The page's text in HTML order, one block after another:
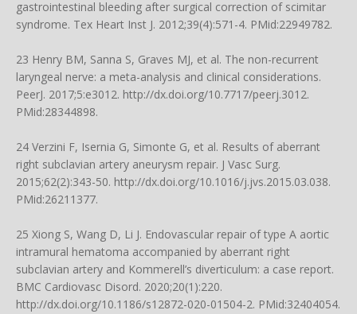
gastrointestinal bleeding after surgical correction of scimitar
syndrome. Tex Heart Inst J. 2012;39(4):571-4. PMid:22949782.
23 Henry BM, Sanna S, Graves MJ, et al. The non-recurrent
laryngeal nerve: a meta-analysis and clinical considerations.
PeerJ. 2017;5:e3012. http://dx.doi.org/10.7717/peerj.3012.
PMid:28344898.
24 Verzini F, Isernia G, Simonte G, et al. Results of aberrant
right subclavian artery aneurysm repair. J Vasc Surg.
2015;62(2):343-50. http://dx.doi.org/10.1016/j.jvs.2015.03.038.
PMid:26211377.
25 Xiong S, Wang D, Li J. Endovascular repair of type A aortic
intramural hematoma accompanied by aberrant right
subclavian artery and Kommerell’s diverticulum: a case report.
BMC Cardiovasc Disord. 2020;20(1):220.
http://dx.doi.org/10.1186/s12872-020-01504-2. PMid:32404054.